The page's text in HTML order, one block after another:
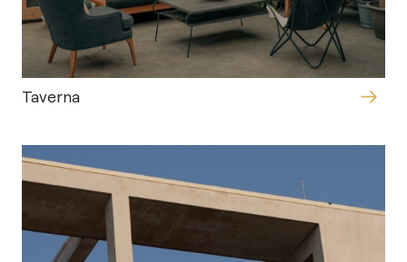
Taverna